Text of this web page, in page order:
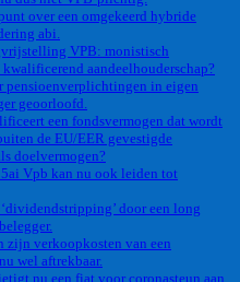
over een omgekeerd hybride
abi.
VPB: monistisch
aandeelhouderschap?
pensioenverplichtingen in eigen
geoorloofd.
een fondsvermogen dat wordt
de EU/EER gevestigde
doelvermogen?
Vpb kan nu ook leiden tot
door een long
zijn verkoopkosten van een
wel aftrekbaar.
nu een fiat voor coronasteun aan